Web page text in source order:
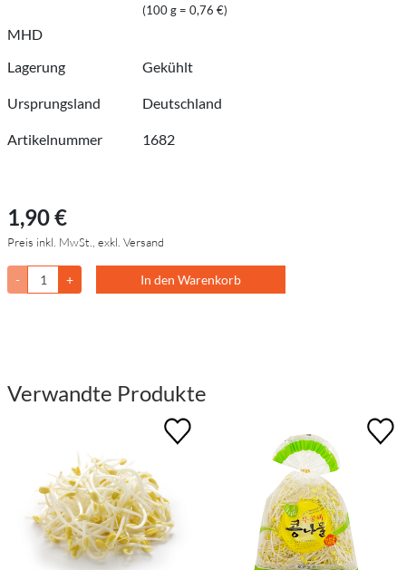
(100 g = 0,76 €)
MHD
Lagerung
Gekühlt
Ursprungsland Deutschland
Artikelnummer 1682
1,90 €
Preis inkl. MwSt., exkl. Versand
- + In den Warenkorb
Verwandte Produkte